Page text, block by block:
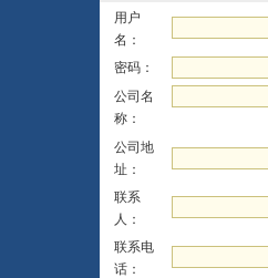
用户
名：
密码：
公司名
称：
公司地
址：
联系
人：
联系电
话：